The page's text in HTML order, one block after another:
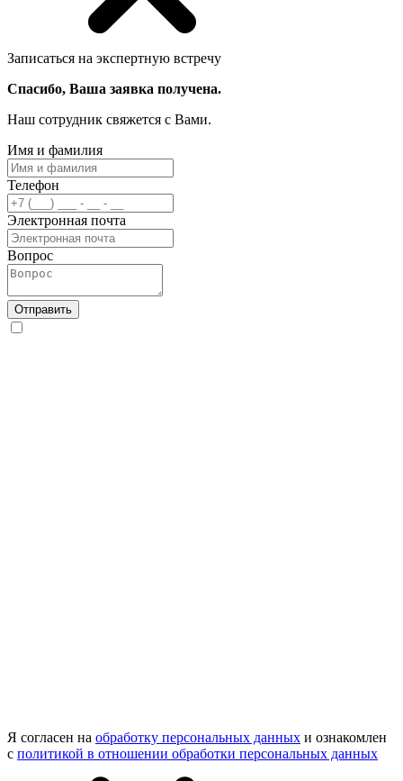
Записаться на экспертную встречу
Спасибо, Ваша заявка получена.
Наш сотрудник свяжется с Вами.
Имя и фамилия
Телефон
Электронная почта
Вопрос
Отправить
Я согласен на обработку персональных данных и ознакомлен
с политикой в отношении обработки персональных данных